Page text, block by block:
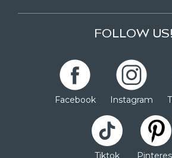
FOLLOW US!
Facebook Instagram
Tiktok